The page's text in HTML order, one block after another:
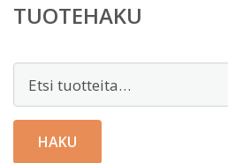
TUOTEHAKU
HAKU